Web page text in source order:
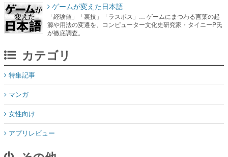
ゲームが変えた日本語
「経験値」「裏技」「ラスボス」… ゲームにまつわる言葉の起
源や用法の変遷を、コンピューター文化史研究家・タイニーP氏
が徹底調査。
カテゴリ
特集記事
マンガ
女性向け
アプリレビュー